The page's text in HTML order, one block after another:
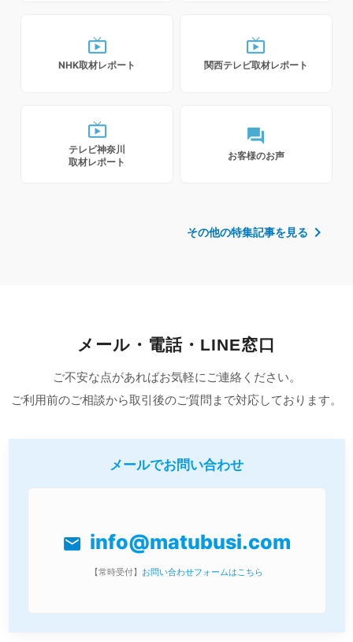
live_tv
NHK取材レポート
live_tv
関西テレビ取材レポート
live_tv
テレビ神奈川
取材レポート
forum
お客様のお声
その他の特集記事を見る chevron_right
メール・電話・LINE窓口
ご不安な点があればお気軽にご連絡ください。
ご利用前のご相談から取引後のご質問まで対応しております。
メールでお問い合わせ
mail info@matubusi.com
【常時受付】 お問い合わせフォームはこちら